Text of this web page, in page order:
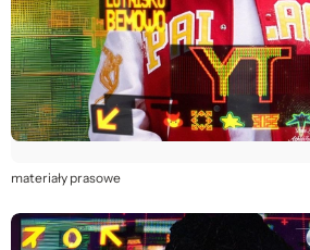
materiały prasowe